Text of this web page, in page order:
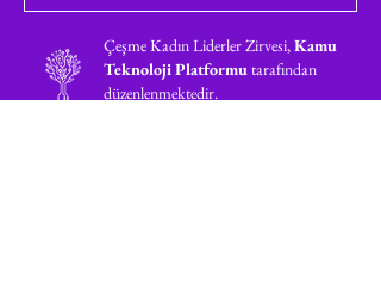
Çeşme Kadın Liderler Zirvesi,Kamu
Teknoloji Platformutarafından
düzenlenmektedir.